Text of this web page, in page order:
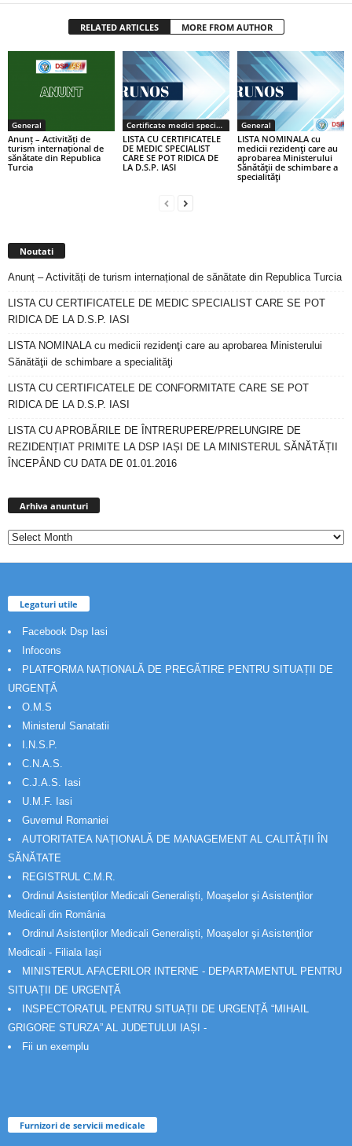
RELATED ARTICLES MORE FROM AUTHOR
General
Anunț – Activități de
turism internațional de
sănătate din Republica
Turcia
Certificate medici specialiști / primari
LISTA CU CERTIFICATELE
DE MEDIC SPECIALIST
CARE SE POT RIDICA DE
LA D.S.P. IASI
General
LISTA NOMINALA cu
medicii rezidenţi care au
aprobarea Ministerului
Sănătăţii de schimbare a
specialităţi
Noutati
Anunț – Activități de turism internațional de sănătate din Republica Turcia
LISTA CU CERTIFICATELE DE MEDIC SPECIALIST CARE SE POT
RIDICA DE LA D.S.P. IASI
LISTA NOMINALA cu medicii rezidenţi care au aprobarea Ministerului
Sănătăţii de schimbare a specialităţi
LISTA CU CERTIFICATELE DE CONFORMITATE CARE SE POT
RIDICA DE LA D.S.P. IASI
LISTA CU APROBĂRILE DE ÎNTRERUPERE/PRELUNGIRE DE
REZIDENȚIAT PRIMITE LA DSP IAȘI DE LA MINISTERUL SĂNĂTĂȚII
ÎNCEPÂND CU DATA DE 01.01.2016
Arhiva anunturi
Legaturi utile
Facebook Dsp Iasi
Infocons
PLATFORMA NAȚIONALĂ DE PREGĂTIRE PENTRU SITUAȚII DE
URGENȚĂ
O.M.S
Ministerul Sanatatii
I.N.S.P.
C.N.A.S.
C.J.A.S. Iasi
U.M.F. Iasi
Guvernul Romaniei
AUTORITATEA NAȚIONALĂ DE MANAGEMENT AL CALITĂȚII ÎN
SĂNĂTATE
REGISTRUL C.M.R.
Ordinul Asistenţilor Medicali Generalişti, Moaşelor şi Asistenţilor
Medicali din România
Ordinul Asistenţilor Medicali Generalişti, Moaşelor şi Asistenţilor
Medicali - Filiala Iași
MINISTERUL AFACERILOR INTERNE - DEPARTAMENTUL PENTRU
SITUAȚII DE URGENȚĂ
INSPECTORATUL PENTRU SITUAȚII DE URGENȚĂ “MIHAIL
GRIGORE STURZA” AL JUDETULUI IAȘI -
Fii un exemplu
Furnizori de servicii medicale